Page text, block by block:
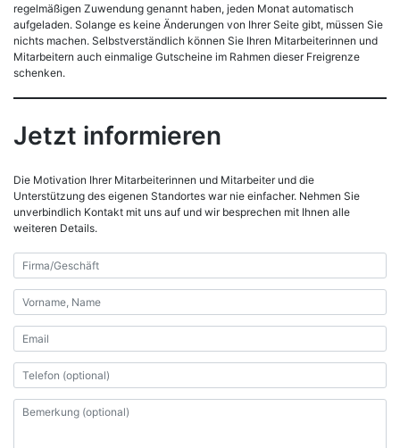
regelmäßigen Zuwendung genannt haben, jeden Monat automatisch
aufgeladen. Solange es keine Änderungen von Ihrer Seite gibt, müssen Sie
nichts machen. Selbstverständlich können Sie Ihren Mitarbeiterinnen und
Mitarbeitern auch einmalige Gutscheine im Rahmen dieser Freigrenze
schenken.
Jetzt informieren
Die Motivation Ihrer Mitarbeiterinnen und Mitarbeiter und die
Unterstützung des eigenen Standortes war nie einfacher. Nehmen Sie
unverbindlich Kontakt mit uns auf und wir besprechen mit Ihnen alle
weiteren Details.